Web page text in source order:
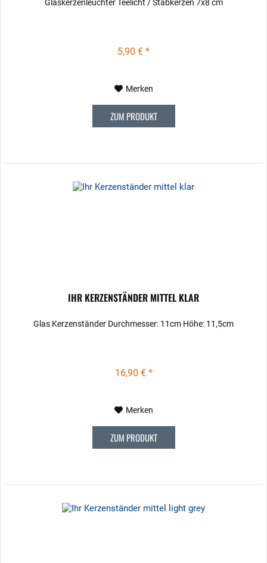
Glaskerzenleuchter Teelicht / Stabkerzen 7x8 cm
5,90 € *
Merken
ZUM PRODUKT
IHR KERZENSTÄNDER MITTEL KLAR
Glas Kerzenständer Durchmesser: 11cm Höhe: 11,5cm
16,90 € *
Merken
ZUM PRODUKT